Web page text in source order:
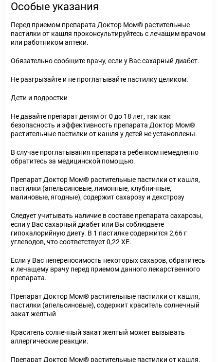
Особые указания
Перед приемом препарата Доктор Мом® растительные
пастилки от кашля проконсультируйтесь с лечащим врачом
или работником аптеки.
Обязательно сообщите врачу, если у Вас сахарный диабет.
Не разгрызайте и не проглатывайте пастилку целиком.
Дети и подростки
Не давайте препарат детям от 0 до 18 лет, так как
безопасность и эффективность препарата Доктор Мом®
растительные пастилки от кашля у детей не установлены.
В случае проглатывания препарата ребенком немедленно
обратитесь за медицинской помощью.
Препарат Доктор Мом® растительные пастилки от кашля,
пастилки (апельсиновые, лимонные, клубничные,
малиновые, ягодные), содержит сахарозу и декстрозу
Следует учитывать наличие в составе препарата сахарозы,
если у Вас сахарный диабет или Вы соблюдаете
гипокалорийную диету. В 1 пастилке содержится 2,66 г
углеводов, что соответствует 0,22 ХЕ.
Если у Вас непереносимость некоторых сахаров, обратитесь
к лечащему врачу перед приемом данного лекарственного
препарата.
Препарат Доктор Мом® растительные пастилки от кашля,
пастилки (апельсиновые), содержит краситель солнечный
закат желтый
Краситель солнечный закат желтый может вызывать
аллергические реакции.
Препарат Доктор Мом® растительные пастилки от кашля,